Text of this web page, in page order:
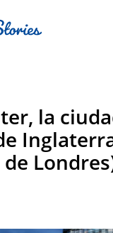
la